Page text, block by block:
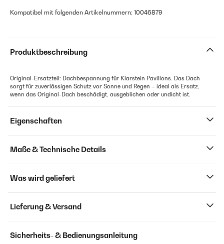
Kompatibel mit folgenden Artikelnummern: 10046879
Produktbeschreibung
Original-Ersatzteil: Dachbespannung für Klarstein Pavillons. Das Dach
sorgt für zuverlässigen Schutz vor Sonne und Regen – ideal als Ersatz,
wenn das Original-Dach beschädigt, ausgeblichen oder undicht ist.
Eigenschaften
Maße & Technische Details
Was wird geliefert
Lieferung & Versand
Sicherheits- & Bedienungsanleitung